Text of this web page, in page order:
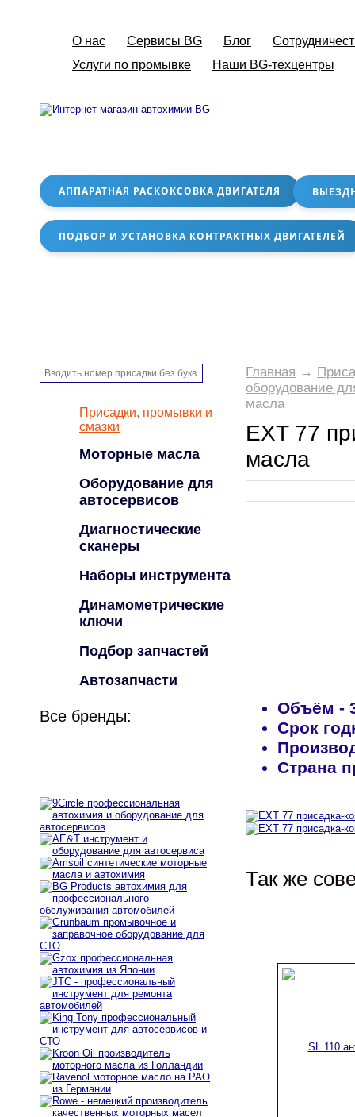
О нас Сервисы BG Блог
Услуги по промывке
Наши BG-техцентры
АППАРАТНАЯ РАСКОКСОВКА ДВИГАТЕЛЯ
ПОДБОР И УСТАНОВКА КОНТРАКТНЫХ ДВИГАТЕЛЕЙ
Главная →
оборудование
масла
EXT 77
масла
Объём -
Срок
Страна
Так же
Присадки, промывки и
смазки
Моторные масла
Оборудование для
автосервисов
Диагностические
сканеры
Наборы инструмента
Динамометрические
ключи
Подбор запчастей
Автозапчасти
Все бренды: